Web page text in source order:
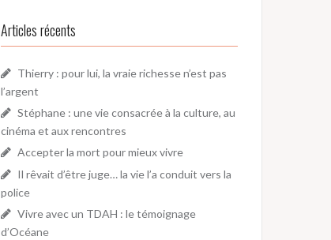
Articles récents
Thierry : pour lui, la vraie richesse n’est pas
l’argent
Stéphane : une vie consacrée à la culture, au
cinéma et aux rencontres
Accepter la mort pour mieux vivre
Il rêvait d’être juge… la vie l’a conduit vers la
police
Vivre avec un TDAH : le témoignage
d’Océane